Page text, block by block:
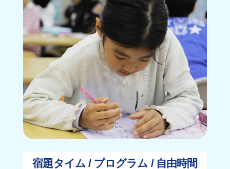
宿題タイム / プログラム / 自由時間